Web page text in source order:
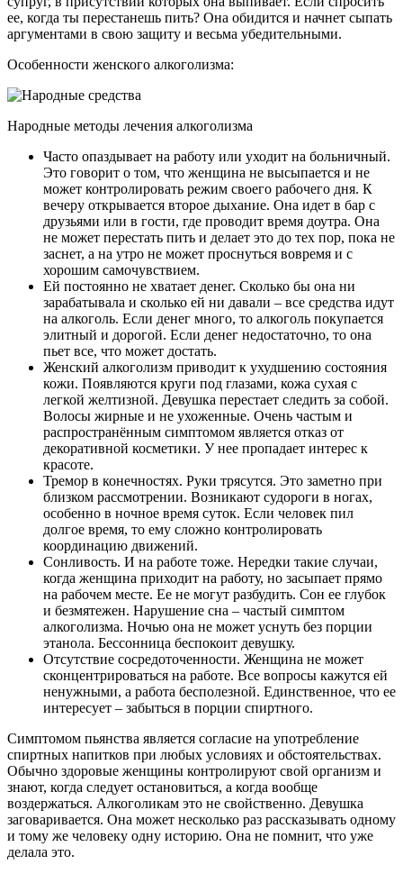
ее, когда ты перестанешь пить? Она обидится и начнет сыпать
аргументами в свою защиту и весьма убедительными.
Особенности женского алкоголизма:
Народные методы лечения алкоголизма
Часто опаздывает на работу или уходит на больничный.
Это говорит о том, что женщина не высыпается и не
может контролировать режим своего рабочего дня. К
вечеру открывается второе дыхание. Она идет в бар с
друзьями или в гости, где проводит время доутра. Она
не может перестать пить и делает это до тех пор, пока не
заснет, а на утро не может проснуться вовремя и с
хорошим самочувствием.
Ей постоянно не хватает денег. Сколько бы она ни
зарабатывала и сколько ей ни давали – все средства идут
на алкоголь. Если денег много, то алкоголь покупается
элитный и дорогой. Если денег недостаточно, то она
пьет все, что может достать.
Женский алкоголизм приводит к ухудшению состояния
кожи. Появляются круги под глазами, кожа сухая с
легкой желтизной. Девушка перестает следить за собой.
Волосы жирные и не ухоженные. Очень частым и
распространённым симптомом является отказ от
декоративной косметики. У нее пропадает интерес к
красоте.
Тремор в конечностях. Руки трясутся. Это заметно при
близком рассмотрении. Возникают судороги в ногах,
особенно в ночное время суток. Если человек пил
долгое время, то ему сложно контролировать
координацию движений.
Сонливость. И на работе тоже. Нередки такие случаи,
когда женщина приходит на работу, но засыпает прямо
на рабочем месте. Ее не могут разбудить. Сон ее глубок
и безмятежен. Нарушение сна – частый симптом
алкоголизма. Ночью она не может уснуть без порции
этанола. Бессонница беспокоит девушку.
Отсутствие сосредоточенности. Женщина не может
сконцентрироваться на работе. Все вопросы кажутся ей
ненужными, а работа бесполезной. Единственное, что ее
интересует – забыться в порции спиртного.
Симптомом пьянства является согласие на употребление
спиртных напитков при любых условиях и обстоятельствах.
Обычно здоровые женщины контролируют свой организм и
знают, когда следует остановиться, а когда вообще
воздержаться. Алкоголикам это не свойственно. Девушка
заговаривается. Она может несколько раз рассказывать одному
и тому же человеку одну историю. Она не помнит, что уже
делала это.